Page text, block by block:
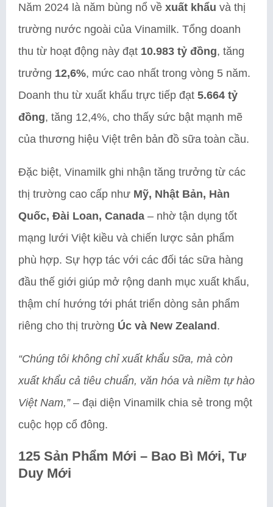
Năm 2024 là năm bùng nổ về xuất khẩu và thị
trường nước ngoài của Vinamilk. Tổng doanh
thu từ hoạt động này đạt 10.983 tỷ đồng, tăng
trưởng 12,6%, mức cao nhất trong vòng 5 năm.
Doanh thu từ xuất khẩu trực tiếp đạt 5.664 tỷ
đồng, tăng 12,4%, cho thấy sức bật mạnh mẽ
của thương hiệu Việt trên bản đồ sữa toàn cầu.
Đặc biệt, Vinamilk ghi nhận tăng trưởng từ các
thị trường cao cấp như Mỹ, Nhật Bản, Hàn
Quốc, Đài Loan, Canada – nhờ tận dụng tốt
mạng lưới Việt kiều và chiến lược sản phẩm
phù hợp. Sự hợp tác với các đối tác sữa hàng
đầu thế giới giúp mở rộng danh mục xuất khẩu,
thậm chí hướng tới phát triển dòng sản phẩm
riêng cho thị trường Úc và New Zealand.
“Chúng tôi không chỉ xuất khẩu sữa, mà còn
xuất khẩu cả tiêu chuẩn, văn hóa và niềm tự hào
Việt Nam,”– đại diện Vinamilk chia sẻ trong một
cuộc họp cổ đông.
125 Sản Phẩm Mới – Bao Bì Mới, Tư
Duy Mới